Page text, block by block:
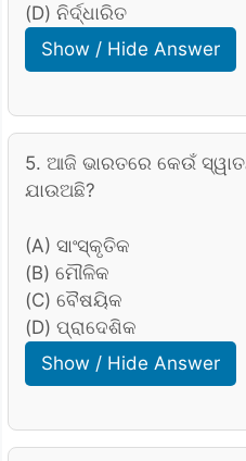
(D) ନିର୍ଦ୍ଧାରିତ
Show / Hide Answer
5. ଆଜି ଭାରତରେ କେଉଁ
ଯାଉଅଛି?
(A) ସାଂସ୍କୃତିକ
(B) ମୌଳିକ
(C) ବୈଷୟିକ
(D) ପ୍ରାଦେଶିକ
Show / Hide Answer